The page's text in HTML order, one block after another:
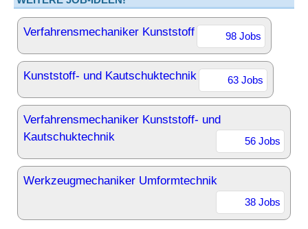
Verfahrensmechaniker Kunststoff 98 Jobs
Kunststoff- und Kautschuktechnik 63 Jobs
Verfahrensmechaniker Kunststoff- und
Kautschuktechnik
56 Jobs
Werkzeugmechaniker Umformtechnik
38 Jobs